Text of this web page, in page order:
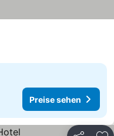
Preise sehen